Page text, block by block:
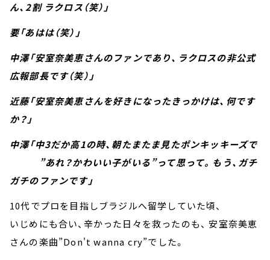
ん、2割 ラクロス（笑）」
要「あはは（笑）」
中澤「安室奈美恵さんのファンであり、ラクロスの非公式
広報部長です（笑）」
近藤「安室奈美恵さんを好きになったきっかけは、何です
か？」
中澤「中3だか高1の時、朝たまたま見たポンキッキーズで
”あれ？かわいい子がいる”って思って。もう、ガチ
ガチのファンです」
10代でプロを目指しブラジルへ留学していた頃、
いじめにも合い、辛かった日々を救ったのも、 安室奈美恵
さんの楽曲”Don't wanna cry”でした。